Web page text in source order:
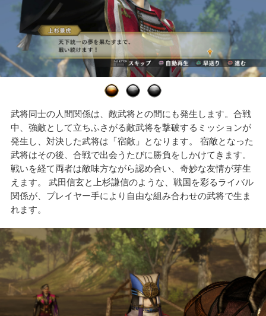
武将同士の人間関係は、敵武将との間にも発生します。合戦
中、強敵として立ちふさがる敵武将を撃破するミッションが
発生し、対決した武将は「宿敵」となります。 宿敵となった
武将はその後、合戦で出会うたびに勝負をしかけてきます。
戦いを経て両者は敵味方ながら認め合い、奇妙な友情が芽生
えます。 武田信玄と上杉謙信のような、戦国を彩るライバル
関係が、プレイヤー手により自由な組み合わせの武将で生ま
れます。